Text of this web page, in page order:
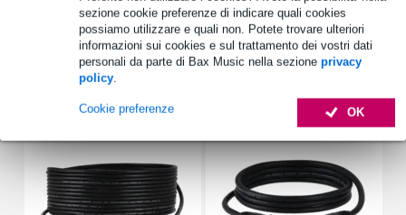
sezione cookie preferenze di indicare quali cookies
possiamo utilizzare e quali non. Potete trovare ulteriori
informazioni sui cookies e sul trattamento dei vostri dati
personali da parte di Bax Music nella sezione privacy
policy.
OK
Cookie preferenze
Specifiche complete
Accessori (24)